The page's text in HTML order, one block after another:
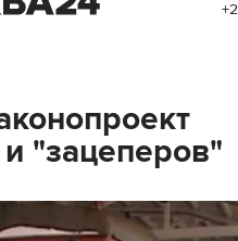
"зацеперов"